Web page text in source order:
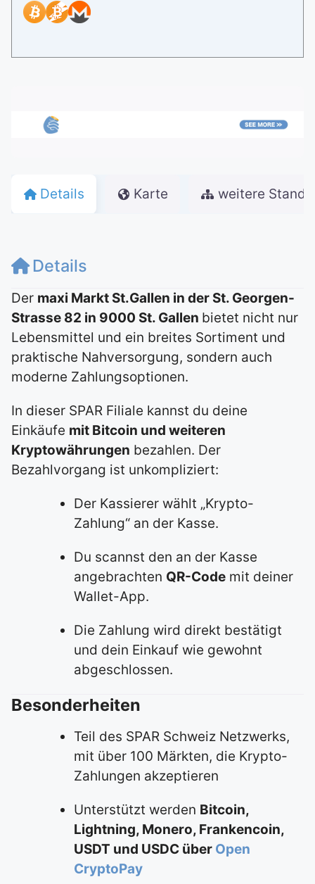
Details Karte weitere
Details
Der maxi Markt St.Gallen in der St. Georgen-
Strasse 82 in 9000 St. Gallen bietet nicht nur
Lebensmittel und ein breites Sortiment und
praktische Nahversorgung, sondern auch
moderne Zahlungsoptionen.
In dieser SPAR Filiale kannst du deine
Einkäufe mit Bitcoin und weiteren
Kryptowährungen bezahlen. Der
Bezahlvorgang ist unkompliziert:
Der Kassierer wählt „Krypto-
Zahlung“ an der Kasse.
Du scannst den an der Kasse
angebrachten QR-Code mit deiner
Wallet-App.
Die Zahlung wird direkt bestätigt
und dein Einkauf wie gewohnt
abgeschlossen.
Besonderheiten
Teil des SPAR Schweiz Netzwerks,
mit über 100 Märkten, die Krypto-
Zahlungen akzeptieren
Unterstützt werden Bitcoin,
Lightning, Monero, Frankencoin,
USDT und USDC über Open
CryptoPay